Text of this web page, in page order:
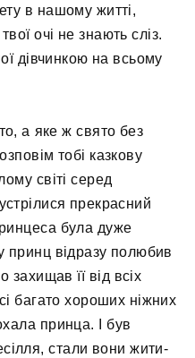
в нашому житті,
очі не знають сліз.
дівчинкою на всьому
а яке ж свято без
тобі казкову
світі серед
прекрасний
була дуже
принц відразу полюбив
захищав її від всіх
багато хороших ніжних
принца. І був
стали вони жити-